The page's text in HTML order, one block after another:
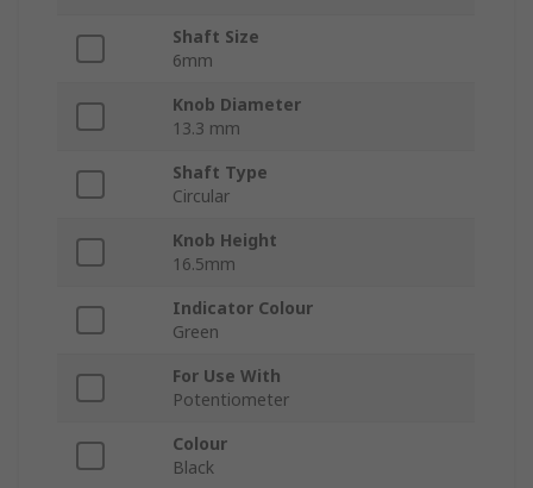
Shaft Size
6mm
Knob Diameter
13.3 mm
Shaft Type
Circular
Knob Height
16.5mm
Indicator Colour
Green
For Use With
Potentiometer
Colour
Black